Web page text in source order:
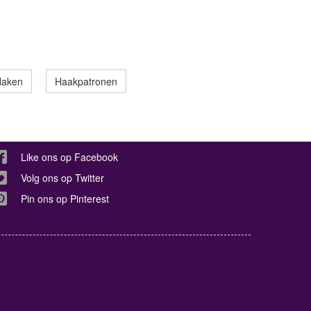
Haakpatronen
Like ons op Facebook
Volg ons op Twitter
Pin ons op Pinterest